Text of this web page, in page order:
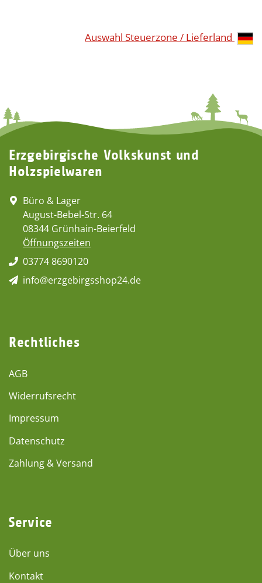
Auswahl Steuerzone / Lieferland
Erzgebirgische Volkskunst und
Holzspielwaren
Büro & Lager
August-Bebel-Str. 64
08344 Grünhain-Beierfeld
Öffnungszeiten
03774 8690120
info@erzgebirgsshop24.de
Rechtliches
AGB
Widerrufsrecht
Impressum
Datenschutz
Zahlung & Versand
Service
Über uns
Kontakt